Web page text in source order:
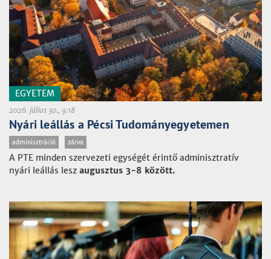
EGYETEM
2026. július 30., 9:18
Nyári leállás a Pécsi Tudományegyetemen
adminisztráció zárva
A PTE minden szervezeti egységét érintő adminisztratív
nyári leállás lesz augusztus 3-8 között.